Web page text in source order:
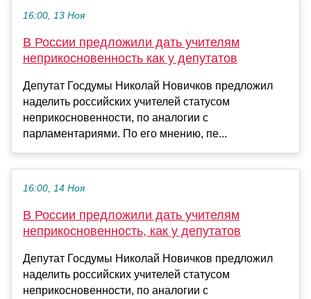
16:00, 13 Ноя
В России предложили дать учителям
неприкосновенность как у депутатов
Депутат Госдумы Николай Новичков предложил
наделить российских учителей статусом
неприкосновенности, по аналогии с
парламентариями. По его мнению, пе...
16:00, 14 Ноя
В России предложили дать учителям
неприкосновенность, как у депутатов
Депутат Госдумы Николай Новичков предложил
наделить российских учителей статусом
неприкосновенности, по аналогии с